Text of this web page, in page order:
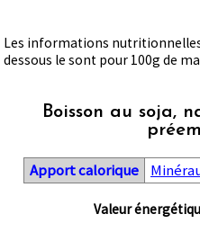
Les informations
dessous le sont pour 100g de
Boisson au soja,
Apport calorique
Valeur